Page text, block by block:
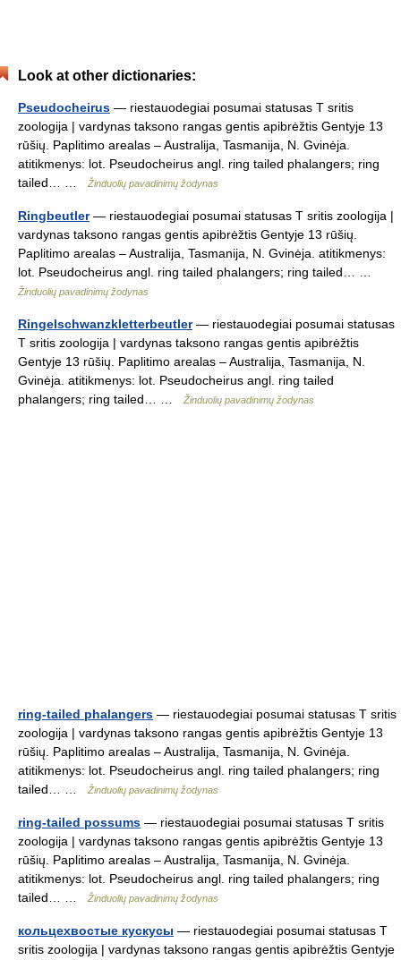
Look at other dictionaries:
Pseudocheirus — riestauodegiai posumai statusas T sritis
zoologija | vardynas taksono rangas gentis apibrėžtis Gentyje 13
rūšių. Paplitimo arealas – Australija, Tasmanija, N. Gvinėja.
atitikmenys: lot. Pseudocheirus angl. ring tailed phalangers; ring
tailed… …
Žinduolių pavadinimų žodynas
Ringbeutler— riestauodegiai posumai statusas T sritis zoologija |
vardynas taksono rangas gentis apibrėžtis Gentyje 13 rūšių.
Paplitimo arealas – Australija, Tasmanija, N. Gvinėja. atitikmenys:
lot. Pseudocheirus angl. ring tailed phalangers; ring tailed… …
Žinduolių pavadinimų žodynas
Ringelschwanzkletterbeutler— riestauodegiai posumai statusas
T sritis zoologija | vardynas taksono rangas gentis apibrėžtis
Gentyje 13 rūšių. Paplitimo arealas – Australija, Tasmanija, N.
Gvinėja. atitikmenys: lot. Pseudocheirus angl. ring tailed
phalangers; ring tailed… …
Žinduolių pavadinimų žodynas
ring-tailed phalangers — riestauodegiai posumai statusas T sritis
zoologija | vardynas taksono rangas gentis apibrėžtis Gentyje 13
rūšių. Paplitimo arealas – Australija, Tasmanija, N. Gvinėja.
atitikmenys: lot. Pseudocheirus angl. ring tailed phalangers; ring
tailed… …
Žinduolių pavadinimų žodynas
ring-tailed possums — riestauodegiai posumai statusas T sritis
zoologija | vardynas taksono rangas gentis apibrėžtis Gentyje 13
rūšių. Paplitimo arealas – Australija, Tasmanija, N. Gvinėja.
atitikmenys: lot. Pseudocheirus angl. ring tailed phalangers; ring
tailed… …
Žinduolių pavadinimų žodynas
кольцехвостые кускусы — riestauodegiai posumai statusas T
sritis zoologija | vardynas taksono rangas gentis apibrėžtis Gentyje